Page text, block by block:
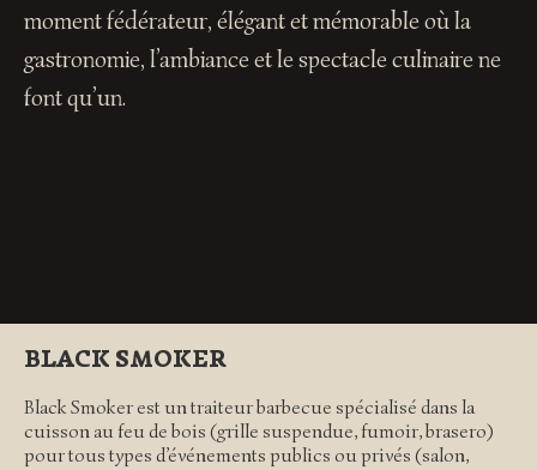
moment fédérateur, élégant et mémorable où la
gastronomie, l’ambiance et le spectacle culinaire ne
font qu’un.
BLACK SMOKER
Black Smoker est un traiteur barbecue spécialisé dans la
cuisson au feu de bois (grille suspendue, fumoir, brasero)
pour tous types d’événements publics ouprivés (salon,